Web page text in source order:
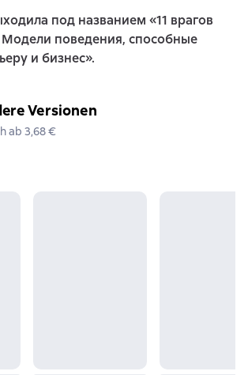
под названием «11 врагов
Модели поведения, способные
и бизнес».
Versionen
ab 3,68 €